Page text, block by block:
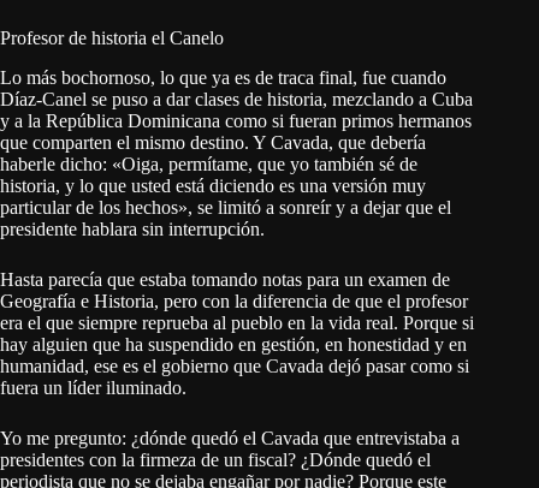
Profesor de historia el Canelo
Lo más bochornoso, lo que ya es de traca final, fue cuando
Díaz-Canel se puso a dar clases de historia, mezclando a Cuba
y a la República Dominicana como si fueran primos hermanos
que comparten el mismo destino. Y Cavada, que debería
haberle dicho: «Oiga, permítame, que yo también sé de
historia, y lo que usted está diciendo es una versión muy
particular de los hechos», se limitó a sonreír y a dejar que el
presidente hablara sin interrupción.
Hasta parecía que estaba tomando notas para un examen de
Geografía e Historia, pero con la diferencia de que el profesor
era el que siempre reprueba al pueblo en la vida real. Porque si
hay alguien que ha suspendido en gestión, en honestidad y en
humanidad, ese es el gobierno que Cavada dejó pasar como si
fuera un líder iluminado.
Yo me pregunto: ¿dónde quedó el Cavada que entrevistaba a
presidentes con la firmeza de un fiscal? ¿Dónde quedó el
periodista que no se dejaba engañar por nadie? Porque este